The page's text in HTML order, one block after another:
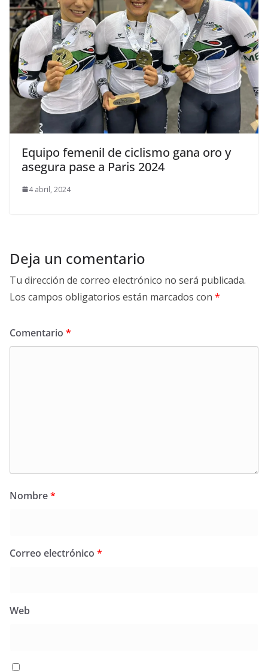
Equipo femenil de ciclismo gana oro y
asegura pase a Paris 2024
4 abril, 2024
Deja un comentario
Tu dirección de correo electrónico no será publicada.
Los campos obligatorios están marcados con *
Comentario *
Nombre*
Correo electrónico *
Web